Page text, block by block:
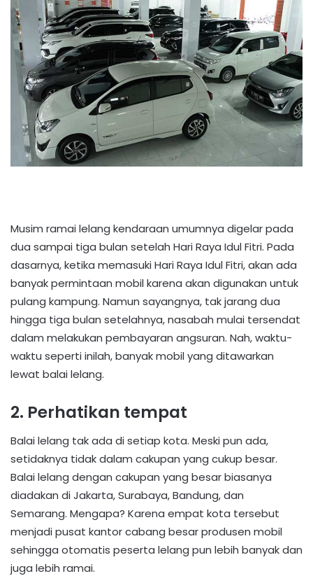
Musim ramai lelang kendaraan umumnya digelar pada
dua sampai tiga bulan setelah Hari Raya Idul Fitri. Pada
dasarnya, ketika memasuki Hari Raya Idul Fitri, akan ada
banyak permintaan mobil karena akan digunakan untuk
pulang kampung. Namun sayangnya, tak jarang dua
hingga tiga bulan setelahnya, nasabah mulai tersendat
dalam melakukan pembayaran angsuran. Nah, waktu-
waktu seperti inilah, banyak mobil yang ditawarkan
lewat balai lelang.
2. Perhatikan tempat
Balai lelang tak ada di setiap kota. Meski pun ada,
setidaknya tidak dalam cakupan yang cukup besar.
Balai lelang dengan cakupan yang besar biasanya
diadakan di Jakarta, Surabaya, Bandung, dan
Semarang. Mengapa? Karena empat kota tersebut
menjadi pusat kantor cabang besar produsen mobil
sehingga otomatis peserta lelang pun lebih banyak dan
juga lebih ramai.